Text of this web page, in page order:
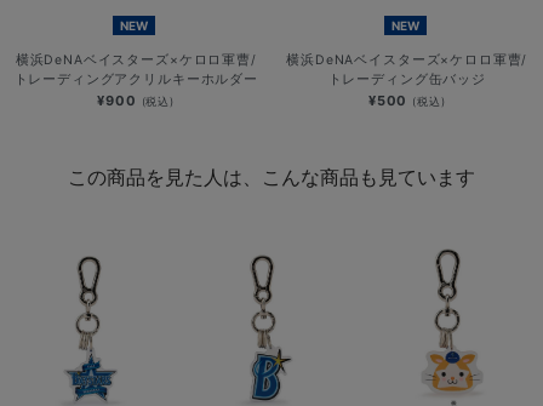
NEW
横浜DeNAベイスターズ×ケロロ軍曹/
トレーディングアクリルキーホルダー
¥900 (税込)
NEW
横浜DeNAベイスターズ×ケロロ軍曹/
トレーディング缶バッジ
¥500 (税込)
この商品を見た人は、こんな商品も見ています